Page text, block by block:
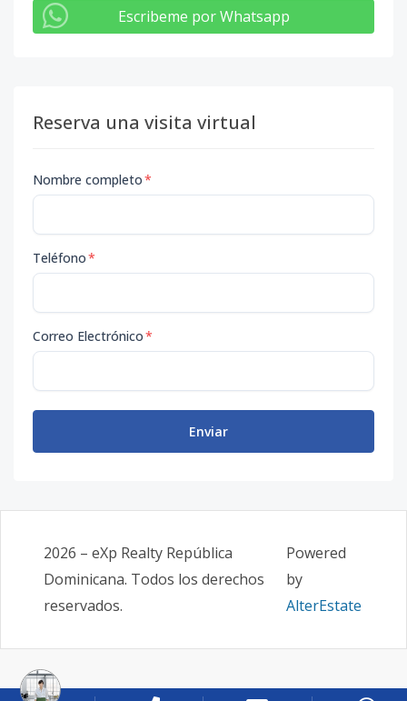
Escribeme por Whatsapp
Reserva una visita virtual
Nombre completo*
Teléfono*
Correo Electrónico*
Enviar
2026 – eXp Realty República
Dominicana. Todos los derechos
reservados.
Powered
by
AlterEstate